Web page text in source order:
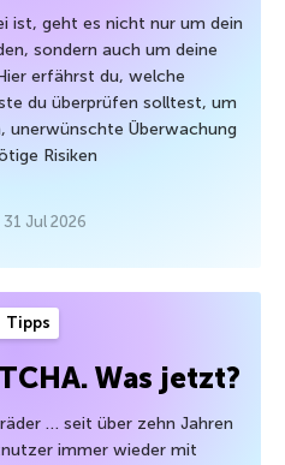
ist, geht es nicht nur um dein
sondern auch um deine
erfährst du, welche
du überprüfen solltest, um
unerwünschte Überwachung
Risiken
31 Jul 2026
Tipps
Was jetzt?
… seit über zehn Jahren
immer wieder mit